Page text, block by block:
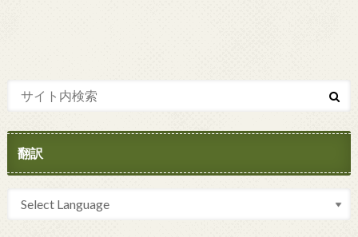
翻訳